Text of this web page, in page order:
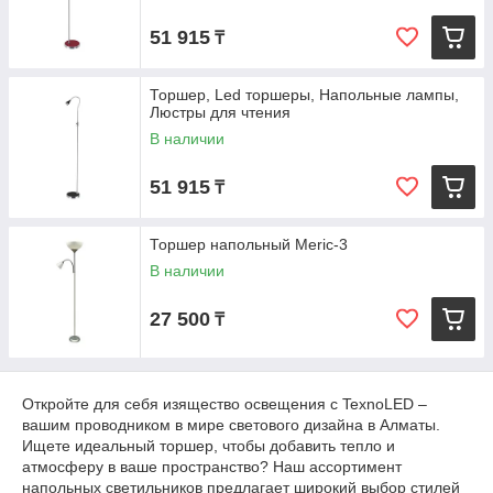
51 915 ₸
Торшер, Led торшеры, Напольные лампы,
Люстры для чтения
В наличии
51 915 ₸
Торшер напольный Meric-3
В наличии
27 500 ₸
Откройте для себя изящество освещения с TexnoLED –
вашим проводником в мире светового дизайна в Алматы.
Ищете идеальный торшер, чтобы добавить тепло и
атмосферу в ваше пространство? Наш ассортимент
напольных светильников предлагает широкий выбор стилей